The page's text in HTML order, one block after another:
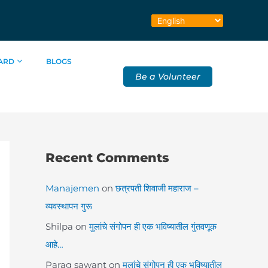
BLOGS
Be a Volunteer
Recent Comments
Manajemen onछत्रपती शिवाजी महाराज –
व्यवस्थापन गुरू
Shilpa onमुलांचे संगोपन ही एक भविष्यातील गुंतवणूक
आहे…
Parag sawant onमुलांचे संगोपन ही एक भविष्यातील